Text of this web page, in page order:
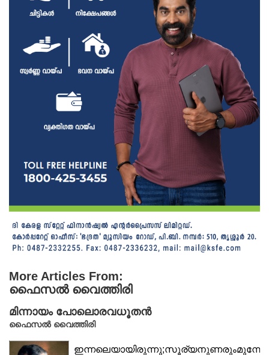
More Articles From:
ഫൈസൽ വൈത്തിരി
മിന്നായം പോലൊരവധൂതൻ
ഫൈസൽ വൈത്തിരി